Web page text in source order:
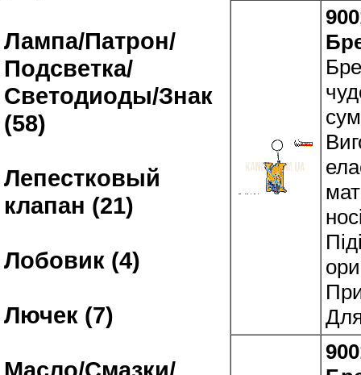
Лампа/Патрон/
Подсветка/
Светодиоды/Знак
(58)
Лепестковый
клапан (21)
Лобовик (4)
Лючек (7)